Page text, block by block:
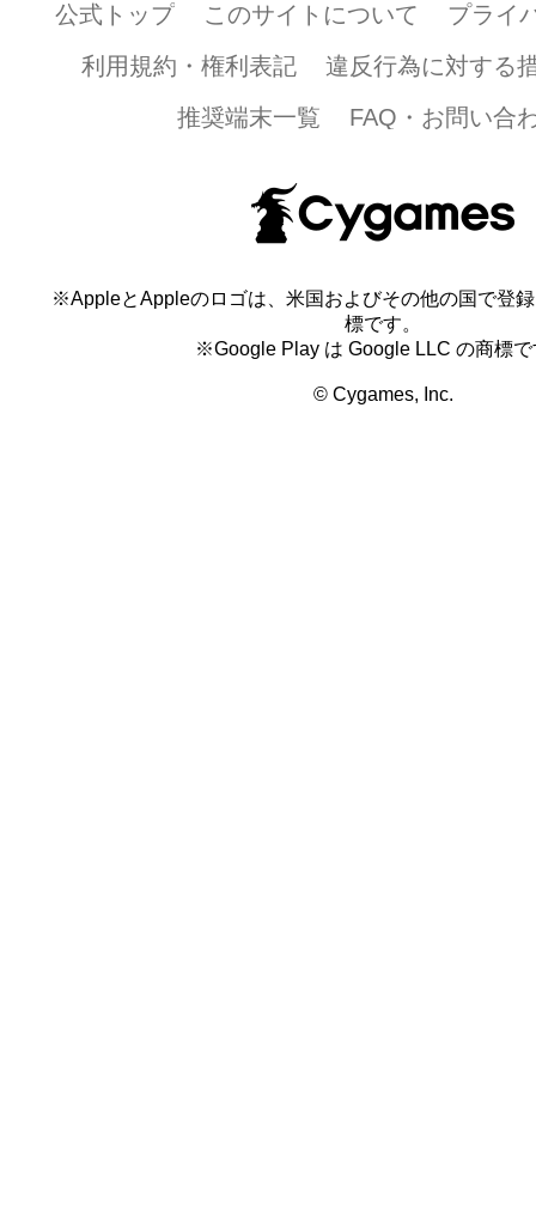
公式トップ このサイトについて
プライ
利用規約・権利表記
違反行為に対する
推奨端末一覧
FAQ・お問い合
※AppleとAppleのロゴは、米国およびその他の国で登
標です。
※Google Play は Google LLC の商標で
© Cygames, Inc.